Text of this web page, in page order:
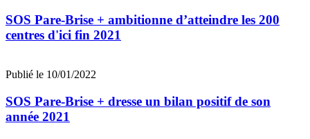
SOS Pare-Brise + ambitionne d’atteindre les 200
centres d'ici fin 2021
Publié le 10/01/2022
SOS Pare-Brise + dresse un bilan positif de son
année 2021